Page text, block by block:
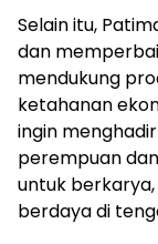
Selain itu,
dan
mendukung
ketahanan
ingin
perempuan
untuk
berdaya di